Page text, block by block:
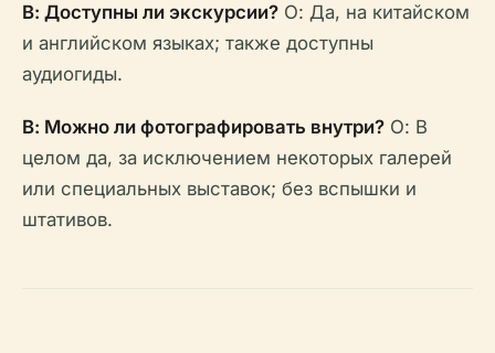
В: Доступны ли экскурсии? О: Да, на китайском
и английском языках; также доступны
аудиогиды.
В: Можно ли фотографировать внутри? О: В
целом да, за исключением некоторых галерей
или специальных выставок; без вспышки и
штативов.